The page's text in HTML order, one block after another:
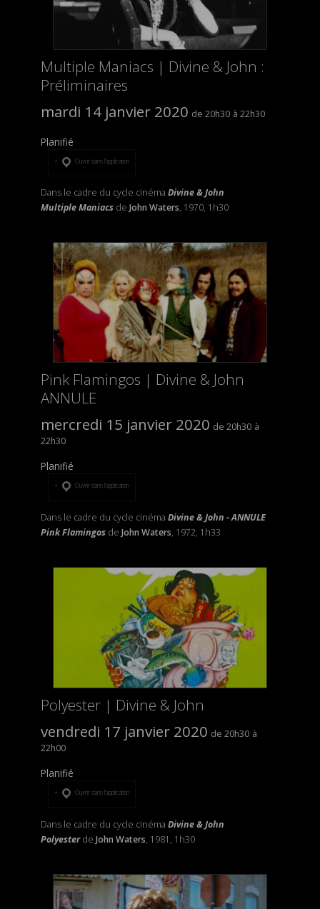
Multiple Maniacs | Divine & John :
Préliminaires
mardi 14 janvier 2020
20h30 22h30
Planifié
Ouvrir dans l’application
Dans le cadre du cycle cinéma Divine & John
Multiple Maniacsde John Waters, 1970, 1h30
Pink Flamingos | Divine & John
ANNULE
mercredi 15 janvier 2020
20h30
22h30
Planifié
Ouvrir dans l’application
Dans le cadre du cycle cinéma Divine & John - ANNULE
Pink Flamingosde John Waters, 1972, 1h33
Polyester | Divine & John
vendredi 17 janvier 2020
20h30
22h00
Planifié
Ouvrir dans l’application
Dans le cadre du cycle cinéma Divine & John
Polyesterde John Waters, 1981, 1h30